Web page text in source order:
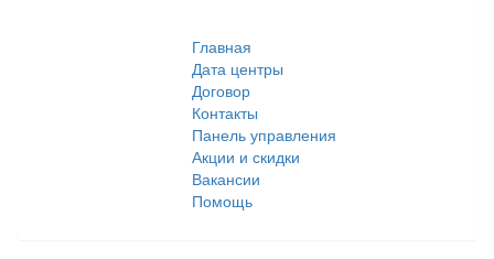
Главная
Дата центры
Договор
Контакты
Панель управления
Акции и скидки
Вакансии
Помощь